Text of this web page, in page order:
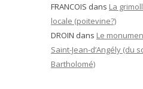
FRANCOIS dans La
locale (poitevine?)
DROIN dans Le
Saint-Jean-d’Angély (du
Bartholomé)